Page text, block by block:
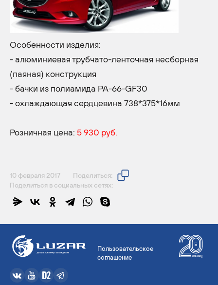
Особенности изделия:
- алюминиевая трубчато-ленточная несборная
(паяная) конструкция
- бачки из полиамида PA-66-GF30
- охлаждающая сердцевина 738*375*16мм
Розничная цена: 5 930 руб.
10 февраля 2017
Поделиться:
Поделиться в социальных сетях:
Пользовательское
соглашение